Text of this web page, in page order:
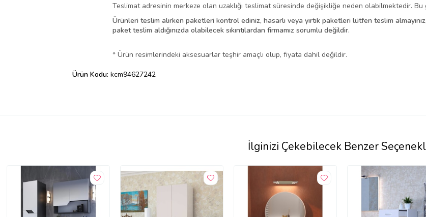
Teslimat adresinin merkeze olan uzaklığı teslimat süresinde değişikliğe neden olabilmektedir.
Ürünleri teslim alırken paketleri kontrol ediniz, hasarlı veya yırtık paketleri lütfen teslim
paket teslim aldığınızda olabilecek sıkıntılardan firmamız sorumlu değildir.
* Ürün resimlerindeki aksesuarlar teşhir amaçlı olup, fiyata dahil değildir.
Ürün Kodu: kcm94627242
İlginizi Çekebilecek Benzer